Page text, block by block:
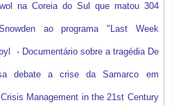
na Coreia do Sul que matou 304
ao programa "Last Week
- Documentário sobre a tragédia De
debate a crise da Samarco em
Management in the 21st Century